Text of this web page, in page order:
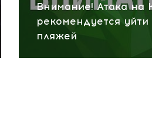
Внимание! Атака на
рекомендуется уйти
пляжей